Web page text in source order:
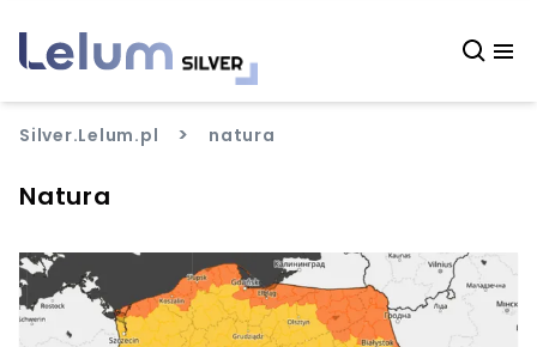
Silver.Lelum.pl > natura
Natura